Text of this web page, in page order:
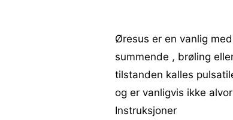
Øresus er en vanlig
summende , brøling
tilstanden kalles
og er vanligvis ikke
Instruksjoner